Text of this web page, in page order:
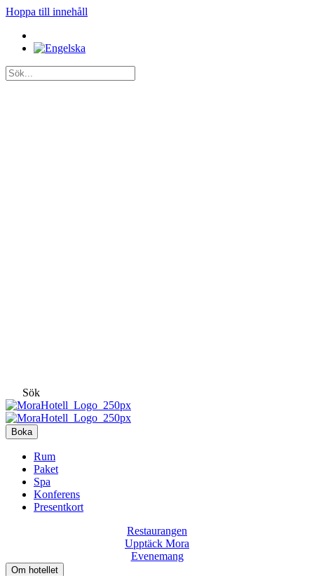
Hoppa till innehåll
Sök
Boka
Rum
Paket
Spa
Konferens
Presentkort
Restaurangen
Upptäck Mora
Evenemang
Om hotellet